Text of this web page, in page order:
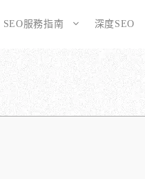
SEO服務指南
為SEO而生的網站
選擇CMS或客製化網站：為您的
深度SEO
大奧資訊的網
如何確保網站